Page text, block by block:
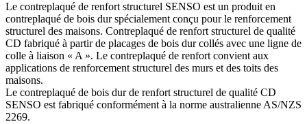
Le contreplaqué de renfort structurel SENSO est un produit en
contreplaqué de bois dur spécialement conçu pour le renforcement
structurel des maisons. Contreplaqué de renfort structurel de qualité
CD fabriqué à partir de placages de bois dur collés avec une ligne de
colle à liaison « A ». Le contreplaqué de renfort convient aux
applications de renforcement structurel des murs et des toits des
maisons.
Le contreplaqué de bois dur de renfort structurel de qualité CD
SENSO est fabriqué conformément à la norme australienne AS/NZS
2269.